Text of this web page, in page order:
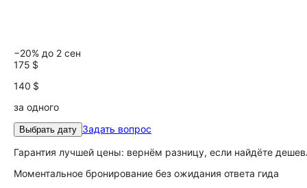
−20% до 2 сен
175 $
140 $
за одного
Выбрать дату Задать вопрос
Гарантия лучшей цены: вернём разницу, если найдёте
Моментальное бронирование без ожидания ответа гида